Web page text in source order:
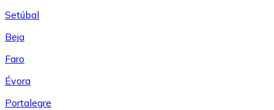
Setúbal
Beja
Faro
Évora
Portalegre